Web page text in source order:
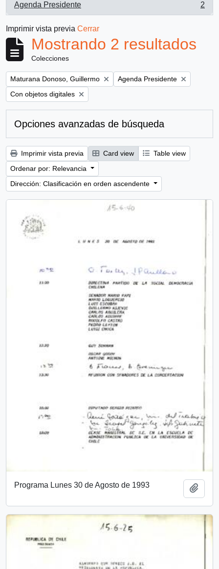
Agenda Presidente
, 2 resultados
2
Imprimir vista previa Cerrar
Mostrando 2 resultados
Colecciones
Remove filter:
Maturana Donoso, Guillermo Remove filter:
Agenda Presidente
Remove filter:
Con objetos digitales
Opciones avanzadas de búsqueda
Imprimir vista previa Card view
Table view
Ordenar por: Relevancia
Dirección: Clasificación en orden ascendente
Programa Lunes 30 de Agosto de 1993